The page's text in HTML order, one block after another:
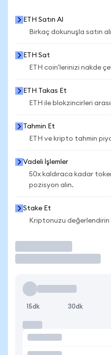
ETH Satın Al
Birkaç dokunuşla satın
ETH Sat
ETH coin'lerinizi nakde
ETH Takas Et
ETH ile blokzincirleri
Tahmin Et
ETH ve kripto tahmin
Vadeli İşlemler
50x kaldıraca kadar
pozisyon alın.
Stake Et
Kriptonuzu
15dk 30dk